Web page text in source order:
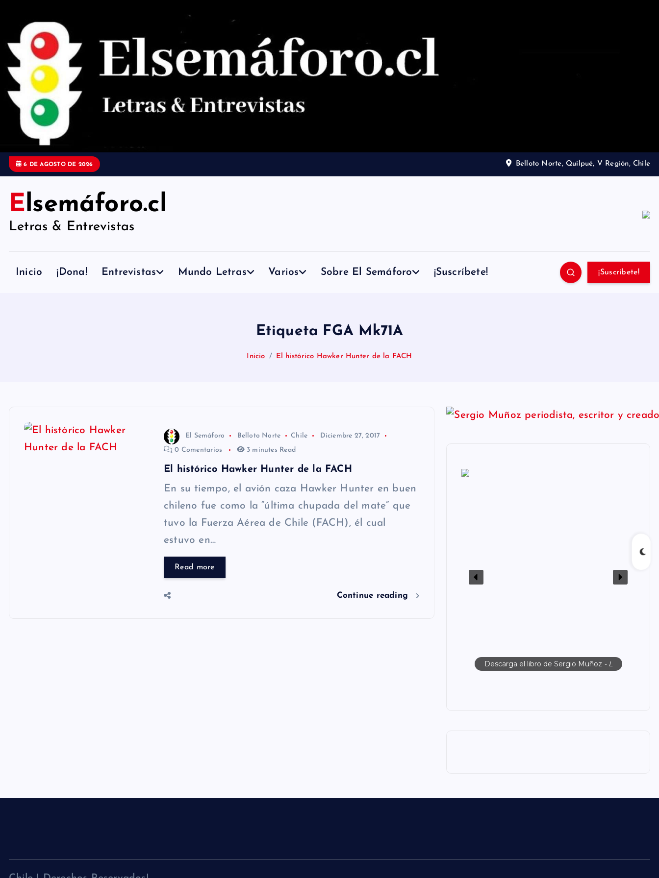
n
6 DE AGOSTO DE 2026 Belloto Norte, Quilpué, V Región, Chile
Elsemáforo.cl
Letras & Entrevistas
Inicio ¡Dona! Entrevistas Mundo Letras Varios Sobre El Semáforo ¡Suscríbete! ¡Suscríbete!
Etiqueta FGA Mk71A
Inicio El histórico Hawker Hunter de la FACH
El Semáforo Belloto Norte Chile
Diciembre 27, 2017
0 Comentarios
3 minutes Read
El histórico Hawker Hunter de la FACH
En su tiempo, el avión caza Hawker Hunter en buen
chileno fue como la “última chupada del mate” que
tuvo la Fuerza Aérea de Chile (FACH), él cual
estuvo en…
Read more
Continue reading
Descarga el libro de Sergio Muñoz - L